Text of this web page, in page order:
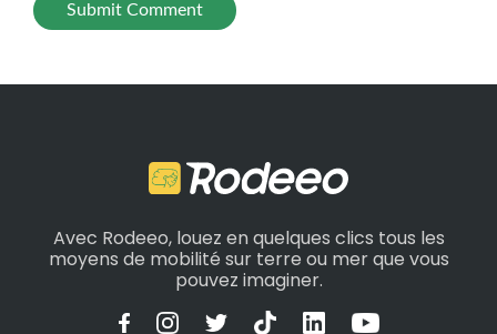
Avec Rodeeo, louez en quelques clics tous les
moyens de mobilité sur terre ou mer que vous
pouvez imaginer.